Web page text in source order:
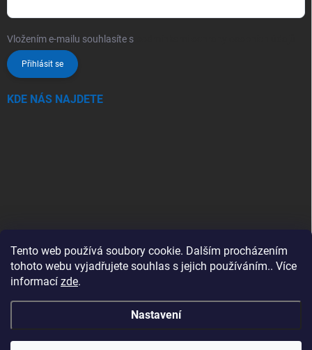
Tento web používá soubory cookie. Dalším procházením
tohoto webu vyjadřujete souhlas s jejich používáním.. Více
informací zde.
Nastavení
Vložením e-mailu souhlasíte s
Přihlásit se
KDE NÁS NAJDETE
Copyright 2026SwimSpa.cz. Všechna práva vyhrazena.Upravit nastavení